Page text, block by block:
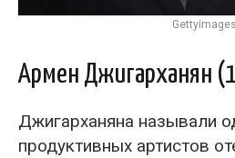
Gettyimages
Армен Джигарханян
Джигарханяна называли
продуктивных артистов